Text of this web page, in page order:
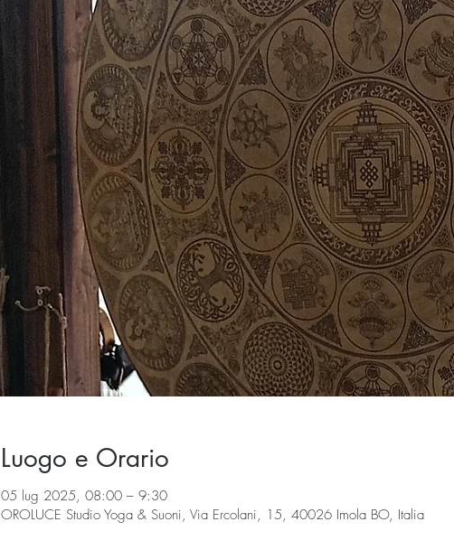
Luogo e Orario
05 lug 2025, 08:00 – 9:30
OROLUCE Studio Yoga & Suoni, Via Ercolani, 15, 40026 Imola BO, Italia